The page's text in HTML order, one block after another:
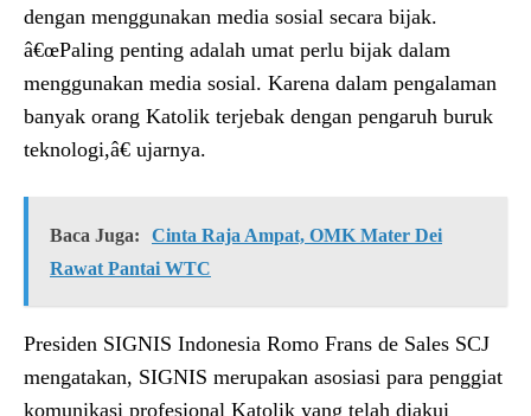
dengan menggunakan media sosial secara bijak.
â€œPaling penting adalah umat perlu bijak dalam
menggunakan media sosial. Karena dalam pengalaman
banyak orang Katolik terjebak dengan pengaruh buruk
teknologi,â€ ujarnya.
Baca Juga:
Cinta Raja Ampat, OMK Mater Dei
Rawat Pantai WTC
Presiden SIGNIS Indonesia Romo Frans de Sales SCJ
mengatakan, SIGNIS merupakan asosiasi para penggiat
komunikasi profesional Katolik yang telah diakui